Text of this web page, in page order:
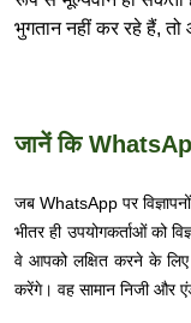
भुगतान नहीं कर रहे हैं,
जानें कि
जब WhatsApp पर
भीतर ही उपयोगकर्ताओं को
वे आपको लक्षित करने के
करेंगे। वह सामान निजी और